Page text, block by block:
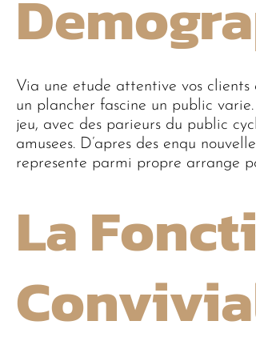
Via une etude attentive vos clients
un plancher fascine un public
jeu, avec des parieurs du public
amusees. D’apres des enqu
represente parmi propre arrange
La